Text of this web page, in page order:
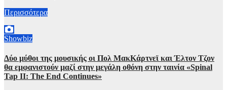
Περισσότερα
Showbiz
Δύο μύθοι της μουσικής οι Πολ ΜακΚάρτνεϊ και Έλτον Τζον
θα εμφανιστούν μαζί στην μεγάλη οθόνη στην ταινία «Spinal
Tap II: The End Continues»